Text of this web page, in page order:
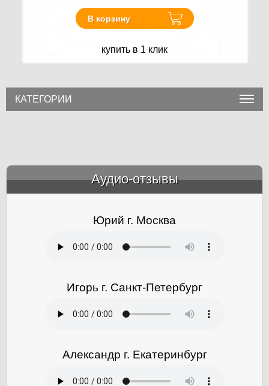
В корзину
купить в 1 клик
КАТЕГОРИИ
Аудио-отзывы
Юрий г. Москва
Игорь г. Санкт-Петербург
Александр г. Екатеринбург